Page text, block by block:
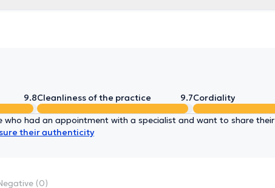
9.8Cleanliness of the practice 9.7Cordiality
who had an appointment with a specialist and want to share their
their authenticity
(0)